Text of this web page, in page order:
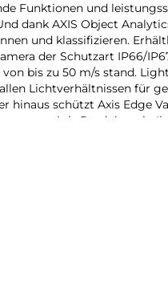
Funktionen und
dank AXIS Object
und klassifizieren.
der Schutzart IP66/
bis zu 50 m/s stand.
Lichtverhältnissen für
hinaus schützt Axis Edge
von Axis Produkten in